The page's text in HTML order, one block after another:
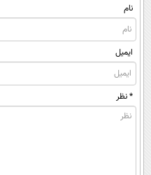
نام
ایمیل
* نظر